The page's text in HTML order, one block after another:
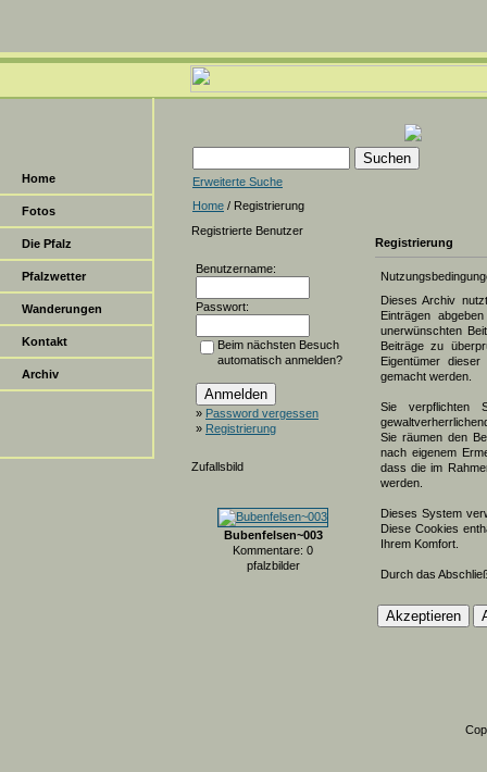
Home
Fotos
Die Pfalz
Pfalzwetter
Wanderungen
Kontakt
Archiv
Erweiterte Suche
Home / Registrierung
Registrierte Benutzer
Benutzername:
Passwort:
Beim nächsten Besuch
automatisch anmelden?
» Password vergessen
» Registrierung
Zufallsbild
Bubenfelsen~003
Kommentare: 0
pfalzbilder
Registrierung
Dieses Archiv
Einträgen
unerwünschten
Beiträge zu
Eigentümer
gemacht werden.
Sie verpflichten
Sie räumen den
nach eigenem
dass die im
werden.
Dieses System
Diese Cookies
Ihrem Komfort.
Durch das